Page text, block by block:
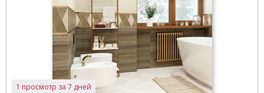
1 просмотр за 7 дней